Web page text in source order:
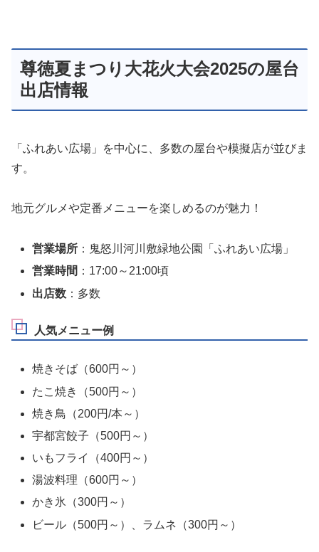
尊徳夏まつり大花火大会2025の屋台
出店情報
「ふれあい広場」を中心に、多数の屋台や模擬店が並びま
す。
地元グルメや定番メニューを楽しめるのが魅力！
営業場所 ：鬼怒川河川敷緑地公園「ふれあい広場」
営業時間 ：17:00～21:00頃
出店数 ：多数
人気メニュー例
焼きそば（600円～）
たこ焼き（500円～）
焼き鳥（200円/本～）
宇都宮餃子（500円～）
いもフライ（400円～）
湯波料理（600円～）
かき氷（300円～）
ビール（500円～）、ラムネ（300円～）